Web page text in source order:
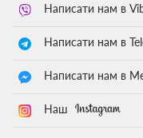
Написати нам в
Написати нам в
Написати нам в
Наш